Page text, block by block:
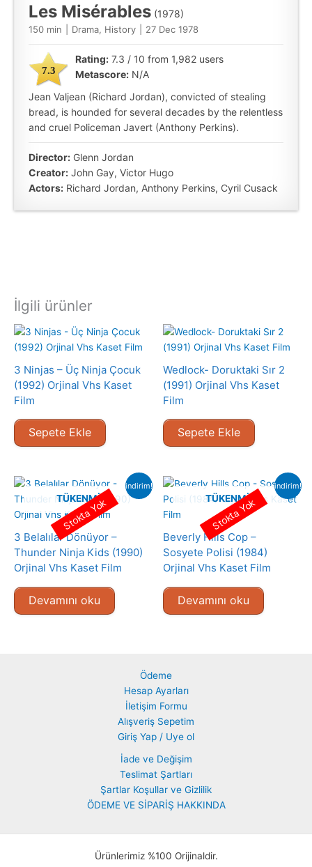
Les Misérables (1978)
150 min Drama, History 27 Dec 1978
7.3
Rating: 7.3 / 10 from 1,982 users
Metascore: N/A
Jean Valjean (Richard Jordan), convicted of stealing
bread, is hounded for several decades by the relentless
and cruel Policeman Javert (Anthony Perkins).
Director: Glenn Jordan
Creator: John Gay, Victor Hugo
Actors: Richard Jordan, Anthony Perkins, Cyril Cusack
İlgili ürünler
3 Ninjas – Üç Ninja Çocuk
(1992) Orjinal Vhs Kaset
Film
Sepete Ekle
Wedlock- Doruktaki Sır 2
(1991) Orjinal Vhs Kaset
Film
Sepete Ekle
indirim!
TÜKENMIŞ
3 Belalılar Dönüyor –
Thunder Ninja Kids (1990)
Orjinal Vhs Kaset Film
Devamını oku
Stokta Yok
indirim!
TÜKENMIŞ
Beverly Hills Cop –
Sosyete Polisi (1984)
Orjinal Vhs Kaset Film
Devamını oku
Stokta Yok
Ödeme
Hesap Ayarları
İletişim Formu
Alışveriş Sepetim
Giriş Yap / Uye ol
İade ve Değişim
Teslimat Şartları
Şartlar Koşullar ve Gizlilik
ÖDEME VE SİPARİŞ HAKKINDA
Ürünlerimiz %100 Orijinaldir.